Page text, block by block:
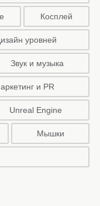
Косплей
уровней
Звук и музыка
и PR
Unreal Engine
Мышки